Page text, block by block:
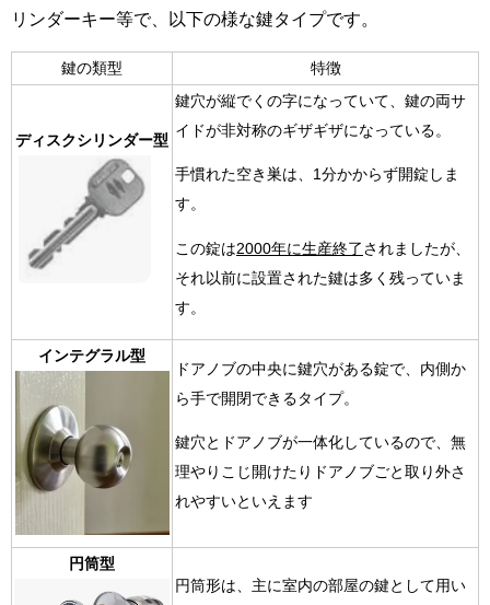
リンダーキー等で、以下の様な鍵タイプです。
鍵の類型 特徴
ディスクシリンダー型
鍵穴が縦でくの字になっていて、鍵の両サ
イドが非対称のギザギザになっている。
手慣れた空き巣は、1分かからず開錠しま
す。
この錠は2000年に生産終了 されましたが、
それ以前に設置された鍵は多く残っていま
す。
インテグラル型
ドアノブの中央に鍵穴がある錠で 、内側か
ら手で開閉できるタイプ。
鍵穴とドアノブが一体化しているので、無
理やりこじ開けたりドアノブごと取り外さ
れやすいといえます
円筒型
円筒形は、主に室内の部屋の鍵として用い